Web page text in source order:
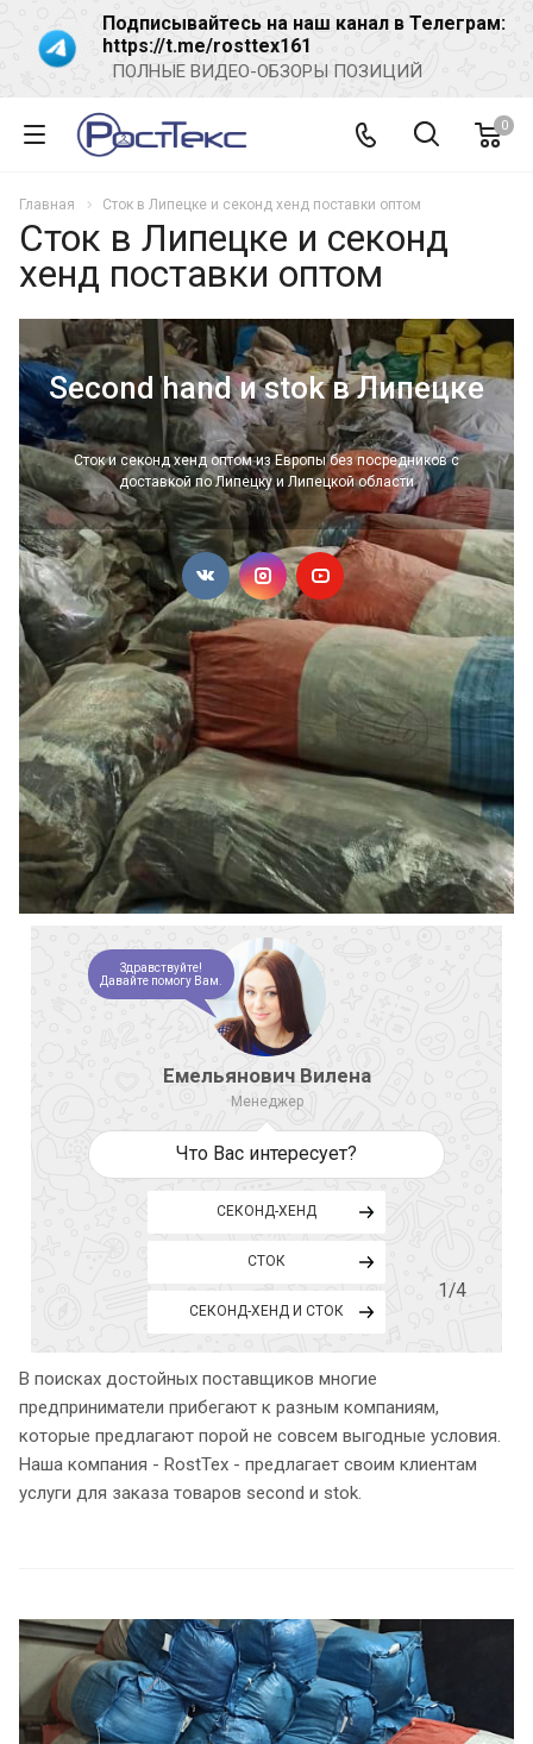
Подписывайтесь на наш канал в Телеграм:
https://t.me/rosttex161
ПОЛНЫЕ ВИДЕО-ОБЗОРЫ ПОЗИЦИЙ
0
Главная Сток в Липецке и секонд хенд поставки оптом
Сток в Липецке и секонд
хенд поставки оптом
Second hand и stok в Липецке
Сток и секонд хенд оптом из Европы без посредников с
доставкой по Липецку и Липецкой области
Емельянович Вилена
Менеджер
Здравствуйте!
Давайте помогу Вам.
Что Вас интересует?
1/4
СЕКОНД-ХЕНД
СТОК
СЕКОНД-ХЕНД И СТОК
В поисках достойных поставщиков многие
предприниматели прибегают к разным компаниям,
которые предлагают порой не совсем выгодные условия.
Наша компания - RostTex - предлагает своим клиентам
услуги для заказа товаров second и stok.